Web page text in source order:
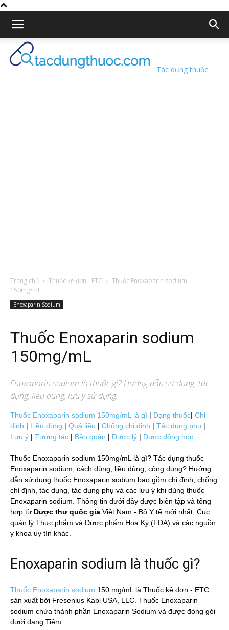
Tác dụng thuốc
Trang chủ Thuốc kê đơn - ETC
Thuốc Enoxaparin sodium
150mg/mL
Enoxaparin Sodium
Thuốc Enoxaparin sodium
150mg/mL
Enoxaparin sodium là thuốc gì? Hướng dẫn sử dụng: tác
dụng, liều dùng, lưu ý sử dụng.
Thuốc Enoxaparin sodium 150mg/mL là gì | Dạng thuốc| Chỉ
định | Liều dùng | Quá liều | Chống chỉ định | Tác dụng phụ |
Lưu ý | Tương tác | Bảo quản | Dược lý | Dược động học
Thuốc Enoxaparin sodium 150mg/mL là gì? Tác dụng thuốc
Enoxaparin sodium, cách dùng, liều dùng, công dụng? Hướng
dẫn sử dụng thuốc Enoxaparin sodium bao gồm chỉ định, chống
chỉ định, tác dụng, tác dụng phụ và các lưu ý khi dùng thuốc
Enoxaparin sodium. Thông tin dưới đây được biên tập và tổng
hợp từ Dược thư quốc gia Việt Nam - Bộ Y tế mới nhất, Cục
quản lý Thực phẩm và Dược phẩm Hoa Kỳ (FDA) và các nguồn
y khoa uy tín khác.
Enoxaparin sodium là thuốc gì?
Thuốc Enoxaparin sodium 150 mg/mL là Thuốc kê đơn - ETC
sản xuất bởi Fresenius Kabi USA, LLC. Thuốc Enoxaparin
sodium chứa thành phần Enoxaparin Sodium và được đóng gói
dưới dạng Tiêm